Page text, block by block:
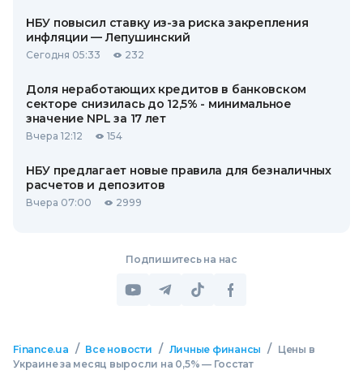
НБУ повысил ставку из-за риска закрепления
инфляции — Лепушинский
Сегодня 05:33 232
Доля неработающих кредитов в банковском
секторе снизилась до 12,5% - минимальное
значение NPL за 17 лет
Вчера 12:12 154
НБУ предлагает новые правила для безналичных
расчетов и депозитов
Вчера 07:00 2999
Подпишитесь на нас
Finance.ua / Все новости / Личные финансы /
Цены в
Украине за месяц выросли на 0,5% — Госстат